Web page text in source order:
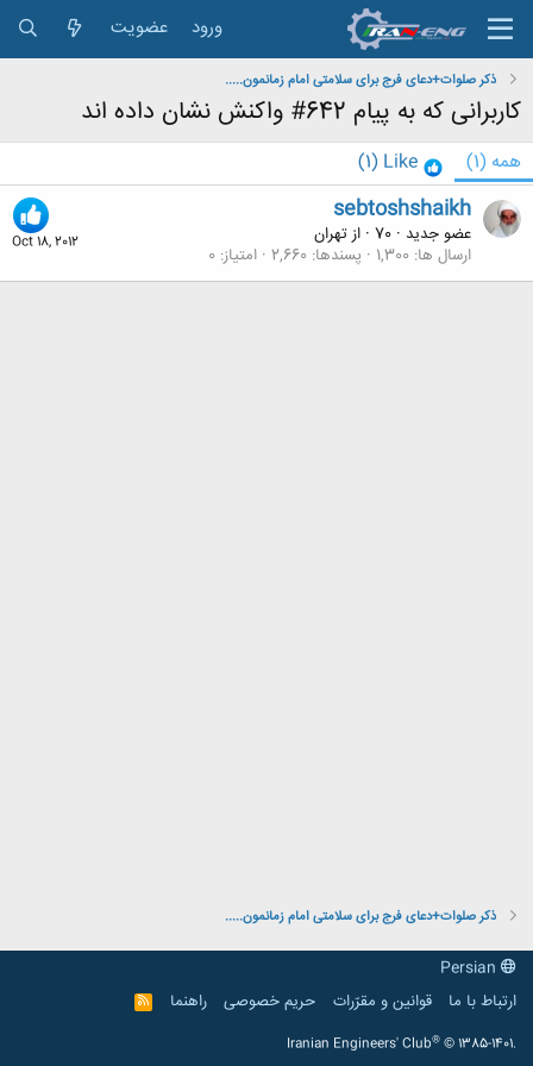
ورود عضویت
ذکر صلوات+دعای فرج برای سلامتی امام زمانمون.....
کاربرانی که به پیام 642# واکنش نشان داده اند
همه (1)
Like
(1)
Oct 18, 2012
sebtoshshaikh
عضو جدید ·
· ازتهران
ارسال ها 1,300 پسندها 2,660 امتیاز 0
ذکر صلوات+دعای فرج برای سلامتی امام زمانمون.....
ارتباط با ما
قوانین و مقرّرات حریم خصوصی راهنما
R
S
Iranian Engineers' Club® © 1385-1401.